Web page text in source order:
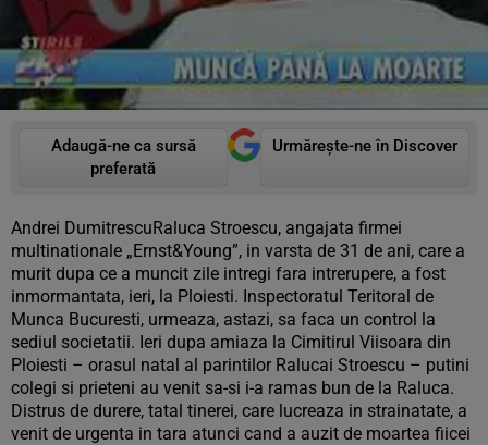
Adaugă-ne ca sursă
preferată
Urmărește-ne în Discover
Andrei DumitrescuRaluca Stroescu, angajata firmei
multinationale „Ernst&Young”, in varsta de 31 de ani, care a
murit dupa ce a muncit zile intregi fara intrerupere, a fost
inmormantata, ieri, la Ploiesti. Inspectoratul Teritoral de
Munca Bucuresti, urmeaza, astazi, sa faca un control la
sediul societatii. Ieri dupa amiaza la Cimitirul Viisoara din
Ploiesti – orasul natal al parintilor Ralucai Stroescu – putini
colegi si prieteni au venit sa-si i-a ramas bun de la Raluca.
Distrus de durere, tatal tinerei, care lucreaza in strainatate, a
venit de urgenta in tara atunci cand a auzit de moartea fiicei